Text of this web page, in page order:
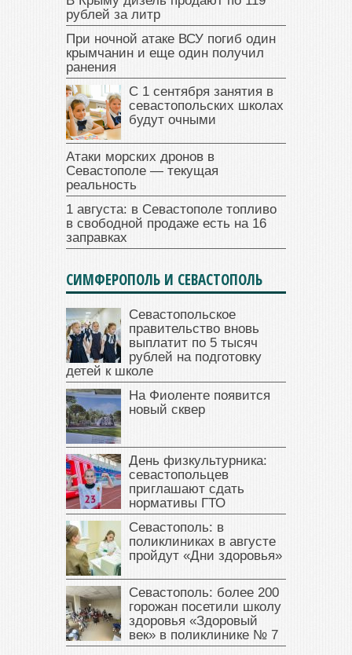
рублей за литр
При ночной атаке ВСУ погиб один
крымчанин и еще один получил
ранения
С 1 сентября занятия в
севастопольских школах
будут очными
Атаки морских дронов в
Севастополе — текущая
реальность
1 августа: в Севастополе топливо
в свободной продаже есть на 16
заправках
СИМФЕРОПОЛЬ И СЕВАСТОПОЛЬ
Севастопольское
правительство вновь
выплатит по 5 тысяч
рублей на подготовку
детей к школе
На Фиоленте появится
новый сквер
День физкультурника:
севастопольцев
приглашают сдать
нормативы ГТО
Севастополь: в
поликлиниках в августе
пройдут «Дни здоровья»
Севастополь: более 200
горожан посетили школу
здоровья «Здоровый
век» в поликлинике № 7